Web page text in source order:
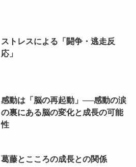
ストレスによる「闘争・逃走反
応」
感動は「脳の再起動」──感動の涙
の裏にある脳の変化と成長の可能
性
葛藤とこころの成長との関係